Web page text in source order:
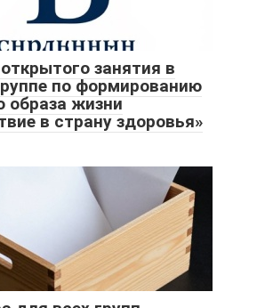
занятия в
по формированию
образа жизни
в страну здоровья»